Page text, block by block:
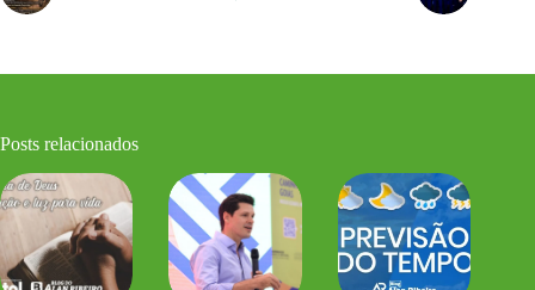
Posts relacionados